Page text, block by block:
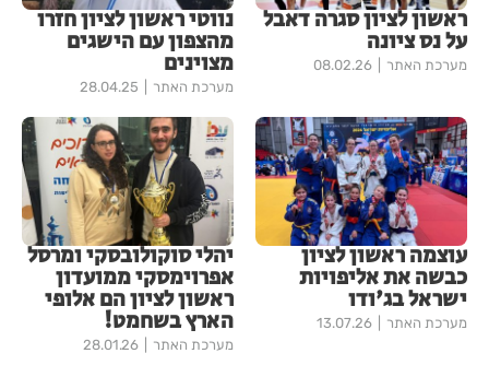
ראשון לציון סגרה דאבל
על נס ציונה
מערכת האתר 08.02.26
נווטי ראשון לציון חזרו
מהצפון עם הישגים
מצוינים
מערכת האתר 28.04.25
עוצמה ראשון לציון
כבשה את אליפויות
ישראל בג'ודו
מערכת האתר 13.07.26
יהלי סוקולובסקי ומרסל
אפרוימסקי ממועדון
ראשון לציון הם אלופי
הארץ בשחמט!
מערכת האתר 28.01.26